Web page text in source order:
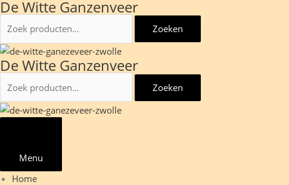
Ga
de
inhoud
De Witte Ganzenveer
naar:
Zoeken
De Witte Ganzenveer
naar:
Zoeken
Menu
Home